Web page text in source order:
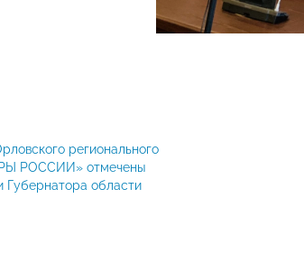
регионального
РОССИИ» отмечены
Губернатора области